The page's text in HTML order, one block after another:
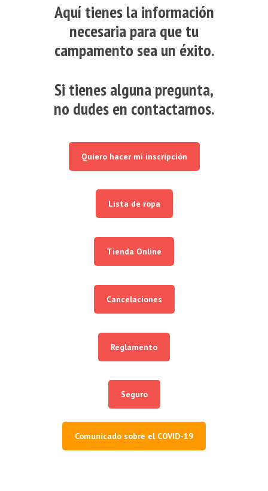
Aquí tienes la información
necesaria para que tu
campamento sea un éxito.
Si tienes alguna pregunta,
no dudes en contactarnos.
Quiero hacer mi inscripción
Lista de ropa
Tienda Online
Cancelaciones
Reglamento
Seguro
Comunicado sobre el COVID-19